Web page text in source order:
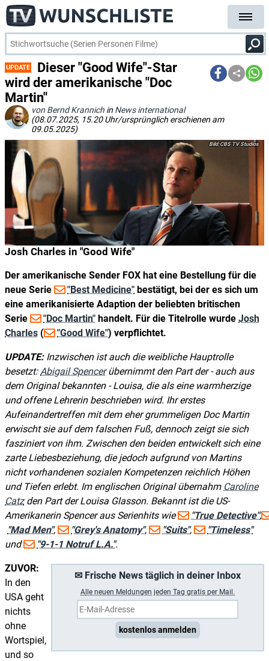
UPDATE
Dieser "Good Wife"-Star
wird der amerikanische "Doc
Martin"
von Bernd Krannich in News international
(08.07.2025, 15.20 Uhr/ursprünglich erschienen am
09.05.2025)
Josh Charles in "Good Wife"
CBS TV Studios
Der amerikanische Sender FOX hat eine Bestellung für die
neue Serie
"Best Medicine" bestätigt, bei der es sich um
eine amerikanisierte Adaption der beliebten britischen
Serie
"Doc Martin" handelt. Für die Titelrolle wurde Josh
Charles ( "Good Wife") verpflichtet.
UPDATE:Inzwischen ist auch die weibliche Hauptrolle
besetzt: Abigail Spencerübernimmt den Part der - auch aus
dem Original bekannten - Louisa, die als eine warmherzige
und offene Lehrerin beschrieben wird. Ihr erstes
Aufeinandertreffen mit dem eher grummeligen Doc Martin
erwischt sie auf dem falschen Fuß, dennoch zeigt sie sich
fasziniert von ihm. Zwischen den beiden entwickelt sich eine
zarte Liebesbeziehung, die jedoch aufgrund von Martins
nicht vorhandenen sozialen Kompetenzen reichlich Höhen
und Tiefen erlebt. Im englischen Original übernahm Caroline
Catzden Part der Louisa Glasson. Bekannt ist die US-
Amerikanerin Spencer aus Serienhits wie
"True Detective",
"Mad Men", "Grey's Anatomy", "Suits",
"Timeless"
und
"9-1-1 Notruf L.A.".
✉ Frische News täglich in deiner Inbox
Alle neuen Meldungen jeden Tag gratis per Mail.
kostenlos anmelden
ZUVOR:
In den
USA geht
nichts
ohne
Wortspiel,
und so